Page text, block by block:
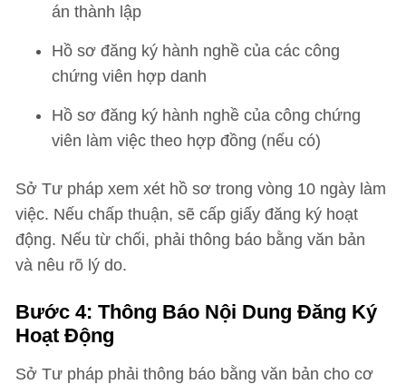
án thành lập
Hồ sơ đăng ký hành nghề của các công
chứng viên hợp danh
Hồ sơ đăng ký hành nghề của công chứng
viên làm việc theo hợp đồng (nếu có)
Sở Tư pháp xem xét hồ sơ trong vòng 10 ngày làm
việc. Nếu chấp thuận, sẽ cấp giấy đăng ký hoạt
động. Nếu từ chối, phải thông báo bằng văn bản
và nêu rõ lý do.
Bước 4: Thông Báo Nội Dung Đăng Ký
Hoạt Động
Sở Tư pháp phải thông báo bằng văn bản cho cơ